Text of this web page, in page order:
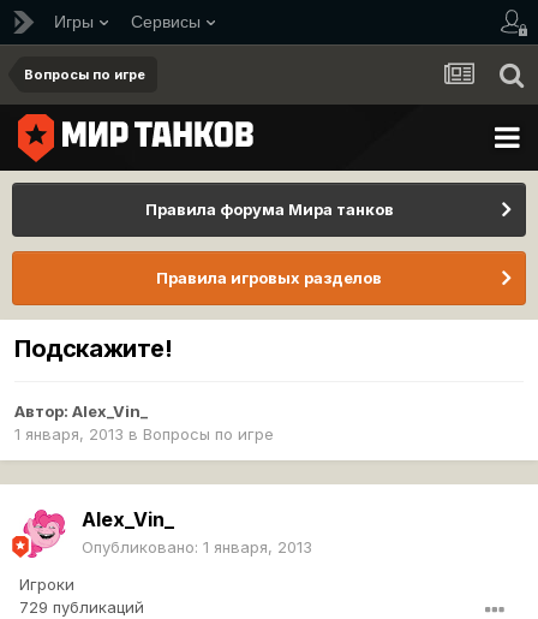
Игры Сервисы
Вопросы по игре
Правила форума Мира танков
Правила игровых разделов
Подскажите!
Автор: Alex_Vin_
1 января, 2013 в Вопросы по игре
Alex_Vin_
Опубликовано: 1 января, 2013
Игроки
729 публикаций